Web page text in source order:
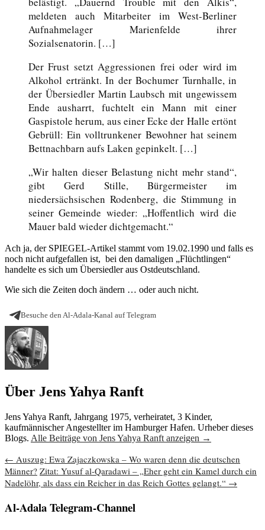
meldeten auch Mitarbeiter im West-Berliner
Aufnahmelager Marienfelde ihrer
Sozialsenatorin. […]
Der Frust setzt Aggressionen frei oder wird im
Alkohol ertränkt. In der Bochumer Turnhalle, in
der Übersiedler Martin Laubsch mit ungewissem
Ende ausharrt, fuchtelt ein Mann mit einer
Gaspistole herum, aus einer Ecke der Halle ertönt
Gebrüll: Ein volltrunkener Bewohner hat seinem
Bettnachbarn aufs Laken gepinkelt. […]
„Wir halten dieser Belastung nicht mehr stand“,
gibt Gerd Stille, Bürgermeister im
niedersächsischen Rodenberg, die Stimmung in
seiner Gemeinde wieder: „Hoffentlich wird die
Mauer bald wieder dichtgemacht.“
Ach ja, der SPIEGEL-Artikel stammt vom 19.02.1990 und falls es
noch nicht aufgefallen ist, bei den damaligen „Flüchtlingen“
handelte es sich um Übersiedler aus Ostdeutschland.
Wie sich die Zeiten doch ändern … oder auch nicht.
Besuche den Al-Adala-Kanal auf Telegram
Über Jens Yahya Ranft
Jens Yahya Ranft, Jahrgang 1975, verheiratet, 3 Kinder,
kaufmännischer Angestellter im Hamburger Hafen. Urheber dieses
Blogs. Alle Beiträge von Jens Yahya Ranft anzeigen →
Beitragsnavigation
← Auszug: Ewa Zajaczkowska – Wo waren denn die deutschen
Männer? Zitat: Yusuf al-Qaradawi – „Eher geht ein Kamel durch ein
Nadelöhr, als dass ein Reicher in das Reich Gottes gelangt.“ →
Al-Adala Telegram-Channel